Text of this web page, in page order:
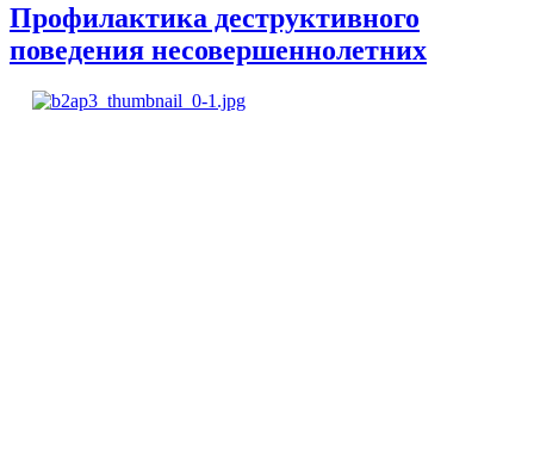
Профилактика деструктивного
поведения несовершеннолетних